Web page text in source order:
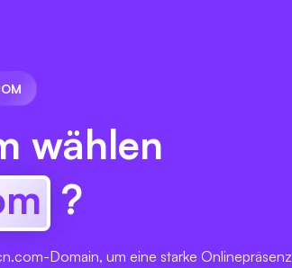
wählen
?
Domain, um eine starke Onlinepräsenz